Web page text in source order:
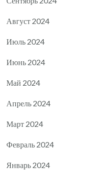
Август 2024
Июль 2024
Июнь 2024
Май 2024
Апрель 2024
Март 2024
Февраль 2024
Январь 2024